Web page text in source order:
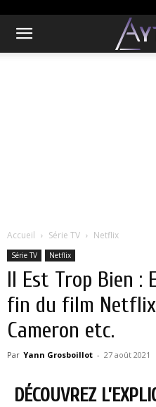
Accueil Série TV Netflix
Série TV Netflix
Il Est Trop Bien :
fin du film
Cameron etc.
Par Yann Grosboillot - 27 août 2021
DÉCOUVREZ